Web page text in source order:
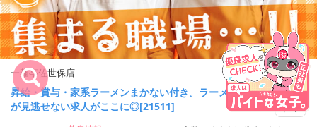
一麺亭佐世保店
昇給・賞与・家系ラーメンまかない付き。ラーメン好き
が見逃せない求人がここに◎[21511]
キープ